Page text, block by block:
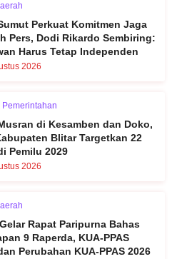
Perkuat Komitmen Jaga
Pers, Dodi Rikardo Sembiring:
Harus Tetap Independen
2026
Pemerintahan
di Kesamben dan Doko,
Blitar Targetkan 22
Pemilu 2029
2026
Rapat Paripurna Bahas
9 Raperda, KUA-PPAS
Perubahan KUA-PPAS 2026